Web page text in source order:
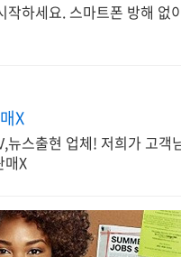
하세요. 스마트폰 방해 없
X
스출현 업체! 저희가 고객
매X